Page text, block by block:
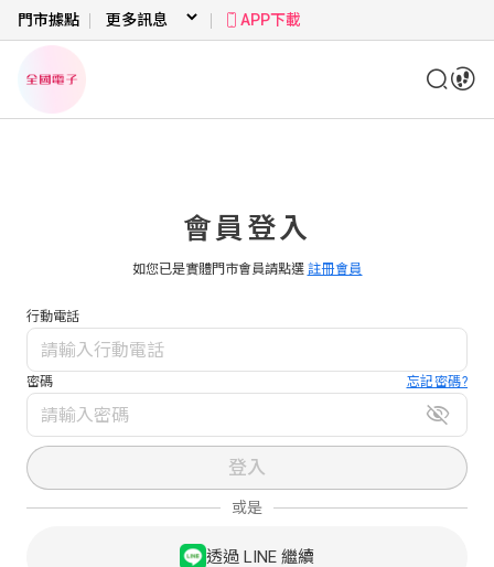
門市據點 APP下載
會員登入
如您已是實體門市會員請點選 註冊會員
行動電話
密碼 忘記密碼?
登入
或是
透過 LINE 繼續